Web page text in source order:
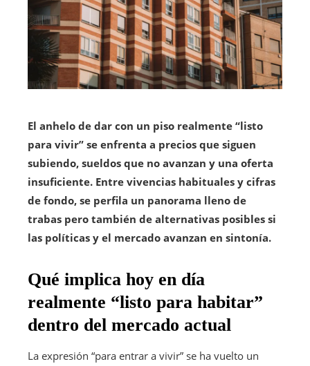
El anhelo de dar con un piso realmente “listo
para vivir” se enfrenta a precios que siguen
subiendo, sueldos que no avanzan y una oferta
insuficiente. Entre vivencias habituales y cifras
de fondo, se perfila un panorama lleno de
trabas pero también de alternativas posibles si
las políticas y el mercado avanzan en sintonía.
Qué implica hoy en día
realmente “listo para habitar”
dentro del mercado actual
La expresión “para entrar a vivir” se ha vuelto un